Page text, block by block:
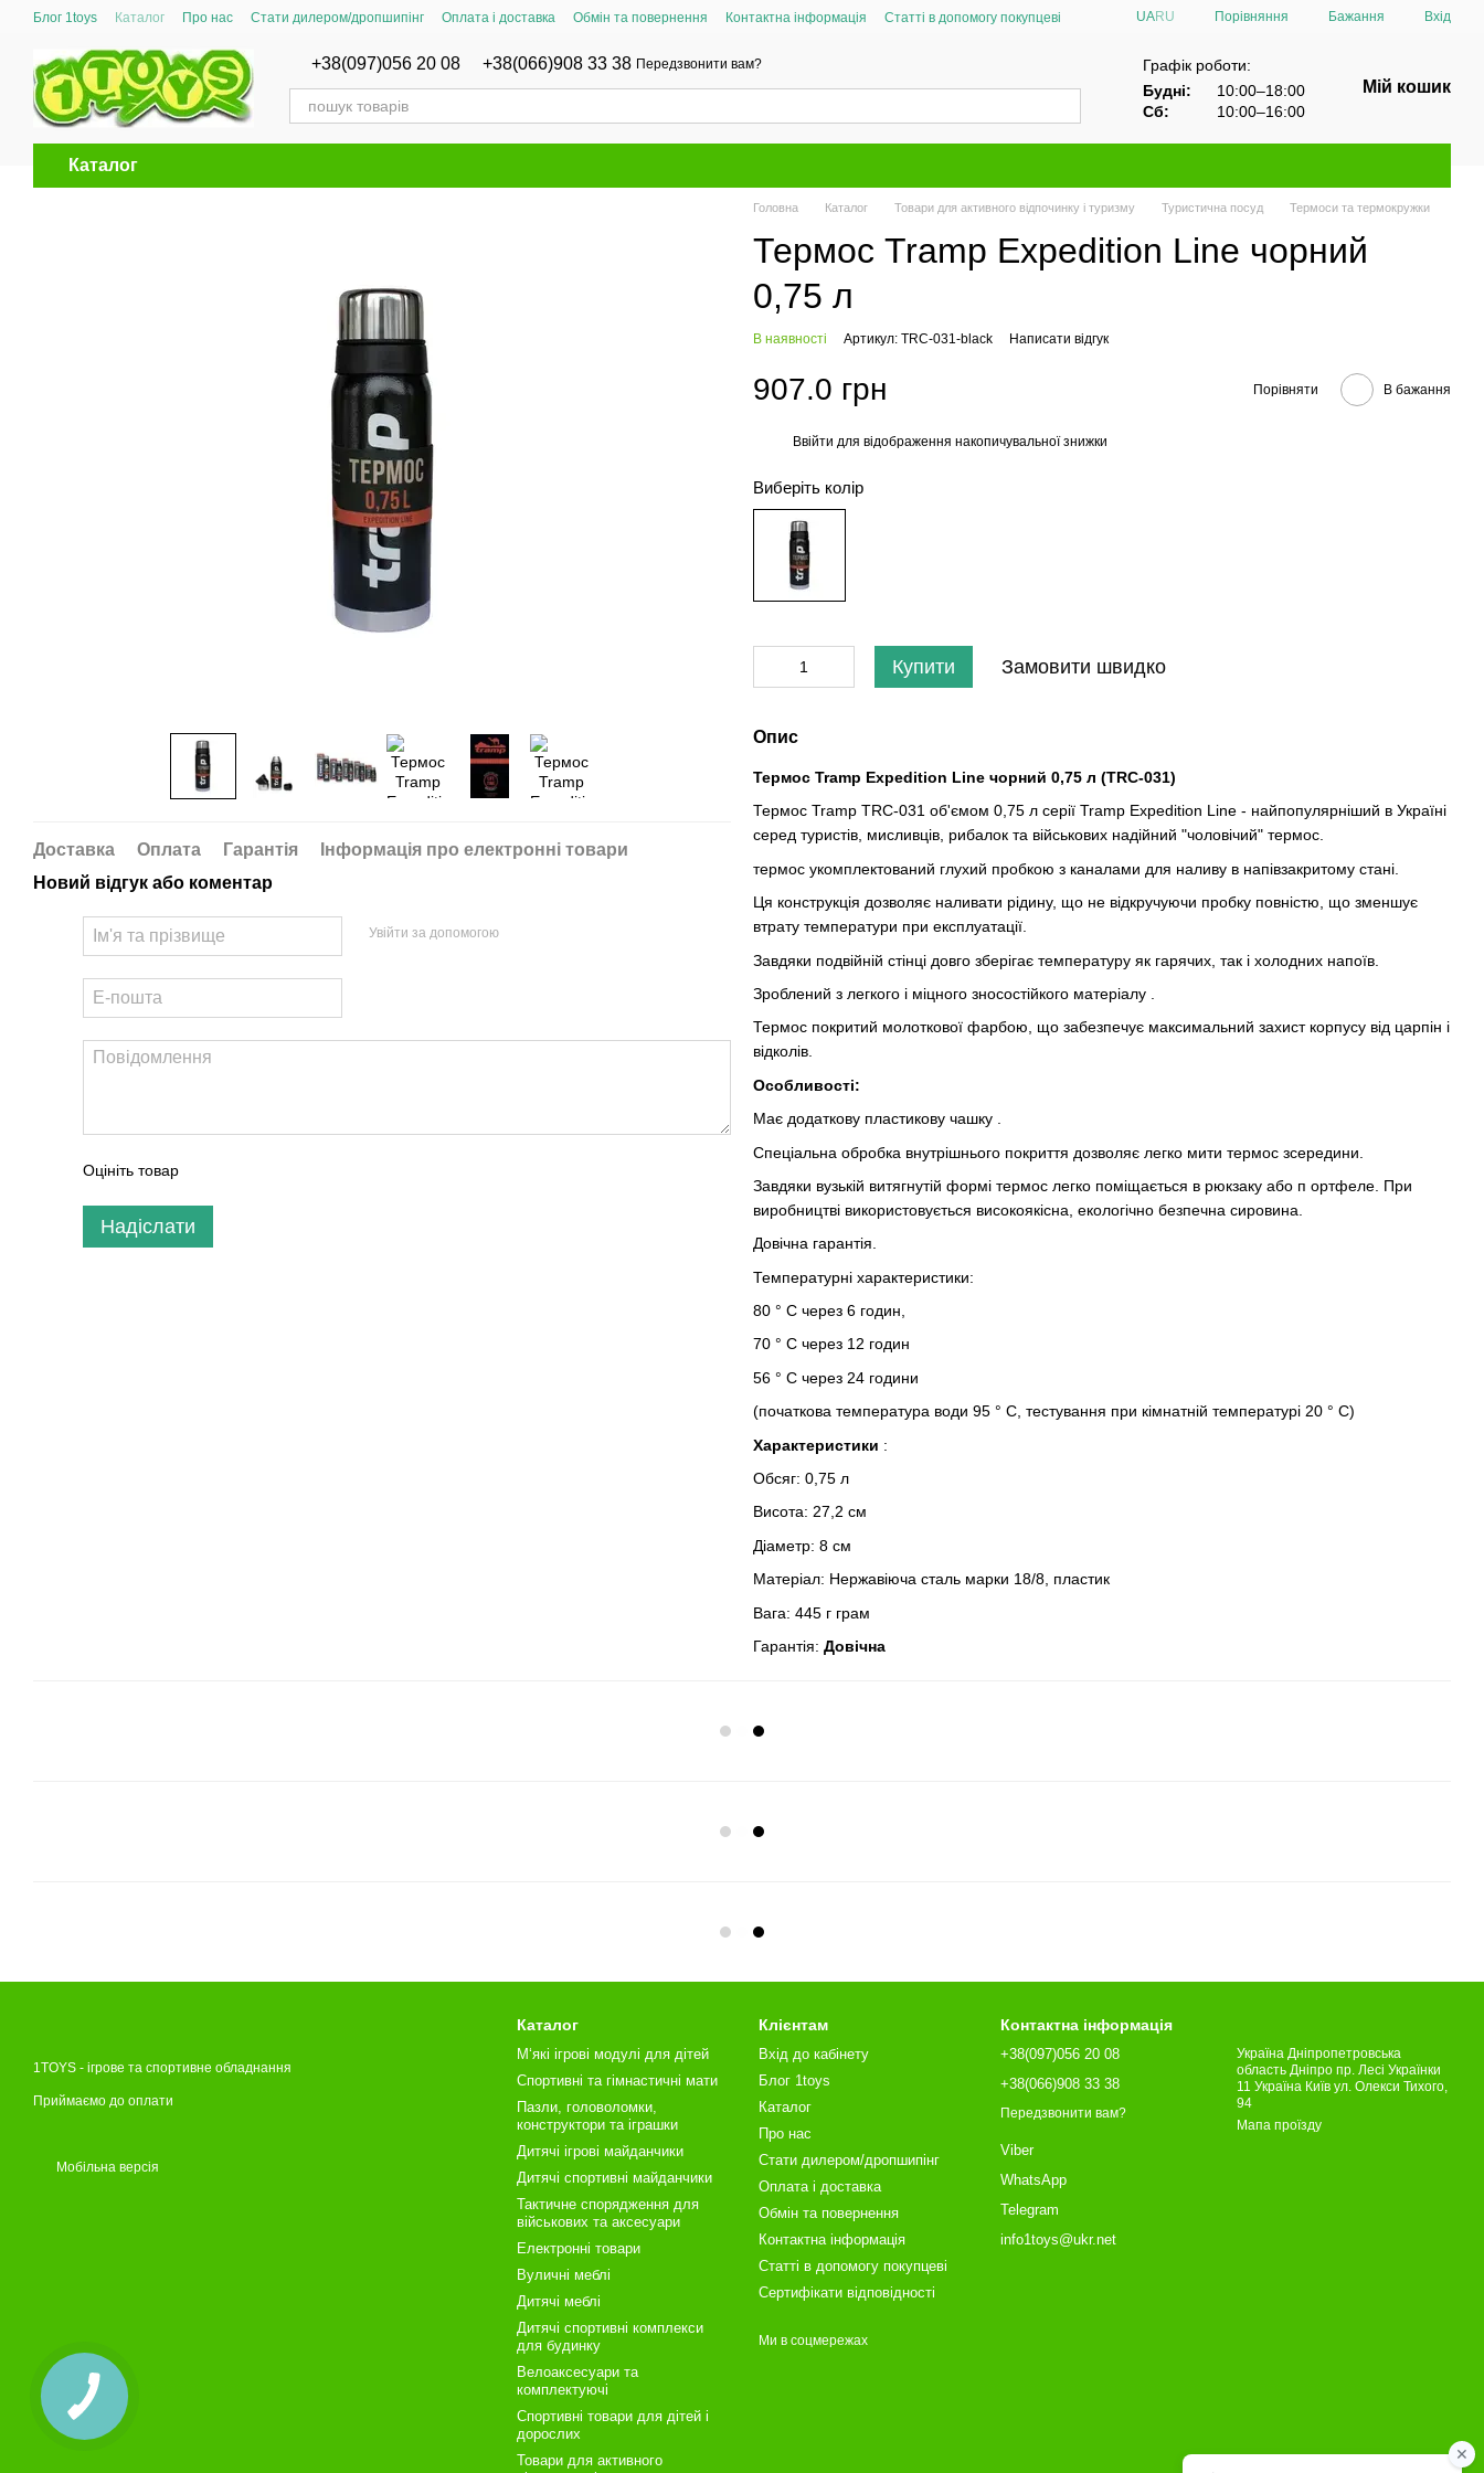
Перейти до основного контенту
Блог 1toys Каталог Про нас Стати дилером/дропшипінг Оплата і доставка Обмін та повернення Контактна інформація
Статті в допомогу покупцеві
UARU Порівняння Бажання Вхід
+38(097)056 20 08 +38(066)908 33 38 Передзвонити вам?
Графік роботи:
Будні:
10:00–18:00
Сб:
10:00–16:00
Мій кошик
Каталог
Доставка Оплата Гарантія
Інформація про електронні товари
Новий відгук або коментар
Увійти за допомогою
Оцініть товар
Надіслати
Головна Каталог Товари для активного відпочинку і туризму Туристична посуд Термоси та термокружки
Термос Tramp Expedition Line чорний
0,75 л
В наявності Артикул: TRC-031-black Написати відгук
907.0 грн Порівняти В бажання
Ввійти для відображення накопичувальної знижки
Виберіть колір
Купити Замовити швидко
Опис
Термос Tramp Expedition Line чорний 0,75 л (TRC-031)
Термос Tramp TRC-031 об'ємом 0,75 л серії Tramp Expedition Line - найпопулярніший в Україні
серед туристів, мисливців, рибалок та військових надійний "чоловічий" термос.
термос укомплектований глухий пробкою з каналами для наливу в напівзакритому стані.
Ця конструкція дозволяє наливати рідину, що не відкручуючи пробку повністю, що зменшує
втрату температури при експлуатації.
Завдяки подвійній стінці довго зберігає температуру як гарячих, так і холодних напоїв.
Зроблений з легкого і міцного зносостійкого матеріалу .
Термос покритий молоткової фарбою, що забезпечує максимальний захист корпусу від царпін і
відколів.
Особливості:
Має додаткову пластикову чашку .
Спеціальна обробка внутрішнього покриття дозволяє легко мити термос зсередини.
Завдяки вузькій витягнутій формі термос легко поміщається в рюкзаку або п ортфеле. При
виробництві використовується високоякісна, екологічно безпечна сировина.
Довічна гарантія.
Температурні характеристики:
80 ° С через 6 годин,
70 ° С через 12 годин
56 ° С через 24 години
(початкова температура води 95 ° C, тестування при кімнатній температурі 20 ° C)
Характеристики :
Обсяг: 0,75 л
Висота: 27,2 см
Діаметр: 8 см
Матеріал: Нержавіюча сталь марки 18/8, пластик
Вага: 445 г грам
Гарантія: Довічна
1TOYS - ігрове та спортивне обладнання
Приймаємо до оплати
Мобільна версія
Каталог
М‘які ігрові модулі для дітей
Спортивні та гімнастичні мати
Пазли, головоломки,
конструктори та іграшки
Дитячі ігрові майданчики
Дитячі спортивні майданчики
Тактичне спорядження для
військових та аксесуари
Електронні товари
Вуличні меблі
Дитячі меблі
Дитячі спортивні комплекси
для будинку
Велоаксесуари та
комплектуючі
Спортивні товари для дітей і
дорослих
Товари для активного
Клієнтам
Вхід до кабінету
Блог 1toys
Каталог
Про нас
Стати дилером/дропшипінг
Оплата і доставка
Обмін та повернення
Контактна інформація
Статті в допомогу покупцеві
Сертифікати відповідності
Ми в соцмережах
Контактна інформація
+38(097)056 20 08
+38(066)908 33 38
Передзвонити вам?
Viber
WhatsApp
Telegram
info1toys@ukr.net
Україна Дніпропетровська
область Дніпро пр. Лесі Українки
11 Україна Київ ул. Олекси Тихого,
94
Мапа проїзду